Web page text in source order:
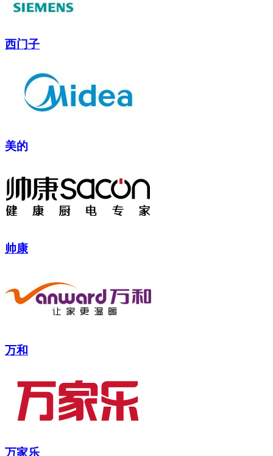
西门子
美的
帅康
万和
万家乐